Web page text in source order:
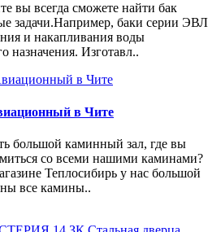
вы всегда сможете найти бак
задачи.Например, баки серии ЭВЛ
и накапливания воды
назначения. Изготавл..
в Чите
большой каминный зал, где вы
со всеми нашими каминами?
Теплосибирь у нас большой
все камины..